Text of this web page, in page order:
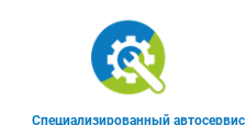
Специализированный автосервис